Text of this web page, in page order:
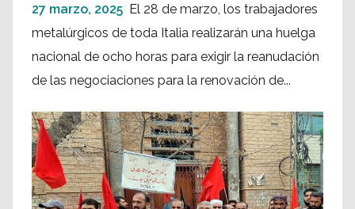
27 marzo, 2025 El 28 de marzo, los trabajadores
metalúrgicos de toda Italia realizarán una huelga
nacional de ocho horas para exigir la reanudación
de las negociaciones para la renovación de...